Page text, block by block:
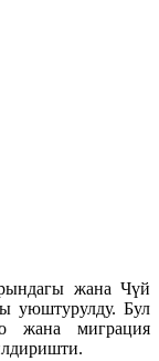
жана Чүй
уюштурулду. Бул
жана миграция